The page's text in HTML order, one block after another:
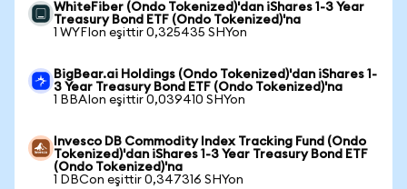
WhiteFiber (Ondo Tokenized)'dan iShares 1-3 Year
Treasury Bond ETF (Ondo Tokenized)'na
1 WYFIon eşittir 0,325435 SHYon
BigBear.ai Holdings (Ondo Tokenized)'dan iShares 1-
3 Year Treasury Bond ETF (Ondo Tokenized)'na
1 BBAIon eşittir 0,039410 SHYon
Invesco DB Commodity Index Tracking Fund (Ondo
Tokenized)'dan iShares 1-3 Year Treasury Bond ETF
(Ondo Tokenized)'na
1 DBCon eşittir 0,347316 SHYon